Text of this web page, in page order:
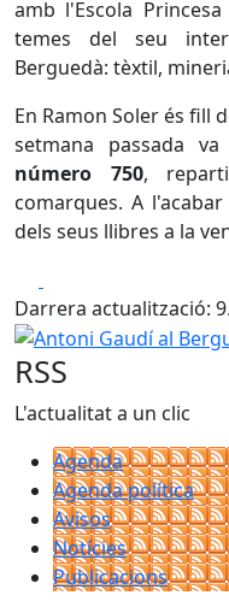
amb l'Escola
temes del seu
Berguedà: tèxtil,
En Ramon Soler és fill
setmana passada
número 750,
comarques. A
dels seus llibres a la
Darrera actualització:
Antoni Gaudí al
RSS
L'actualitat a un clic
Agenda
Agenda política
Avisos
Notícies
Publicacions